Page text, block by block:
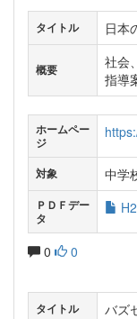
タイトル 日本
概要
社会
指導
ホームペー
ジ
対象 中学
ＰＤＦデー
タ
0 0
タイトル バズ